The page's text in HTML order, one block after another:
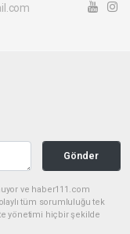
Gönder
ve haber111.com
tüm sorumluluğu tek
yönetimi hiçbir şekilde